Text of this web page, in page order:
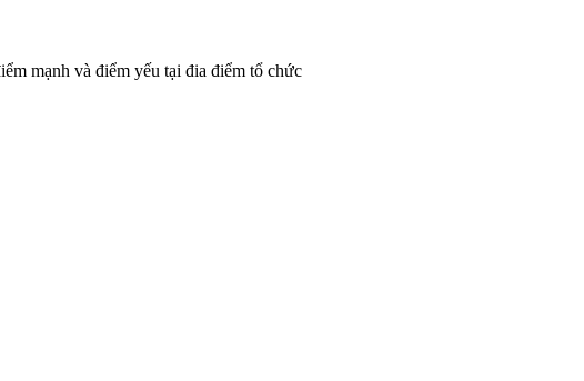
mạnh và điểm yếu tại đia điểm tổ chức